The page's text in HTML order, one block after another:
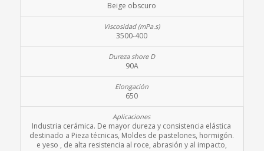
Beige obscuro
3500-400
90A
650
Industria cerámica. De mayor dureza y consistencia elástica
destinado a Pieza técnicas, Moldes de pastelones, hormigón.
e yeso , de alta resistencia al roce, abrasión y al impacto,